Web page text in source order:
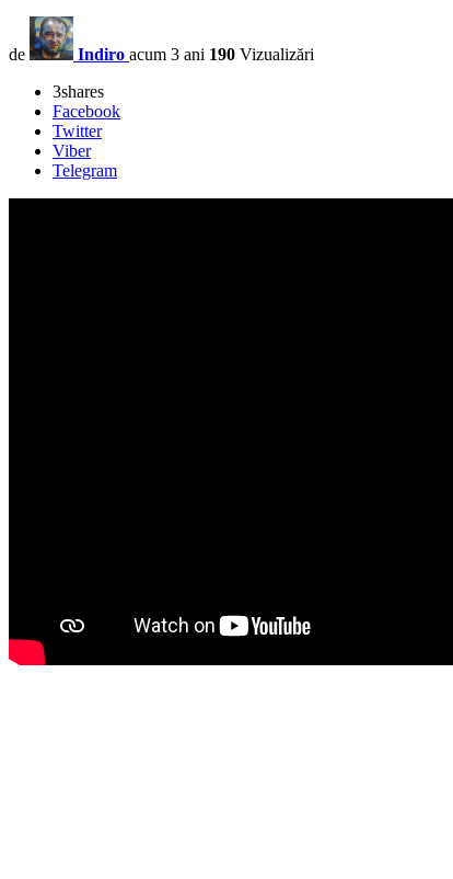
de Indiro acum 3 ani 190 Vizualizări
3shares
Facebook
Twitter
Viber
Telegram